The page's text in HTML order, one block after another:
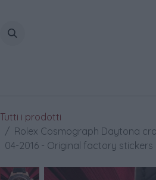
Tutti i prodotti
Rolex Cosmograph Daytona
04-2016 - Original factory stickers